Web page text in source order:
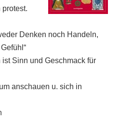
Denken noch Handeln,
Sinn und Geschmack für
anschauen u. sich in